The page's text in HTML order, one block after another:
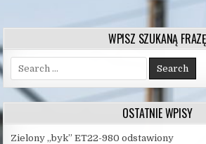
WPISZ SZUKANĄ FRAZĘ
for:
OSTATNIE WPISY
Zielony „byk” ET22-980 odstawiony